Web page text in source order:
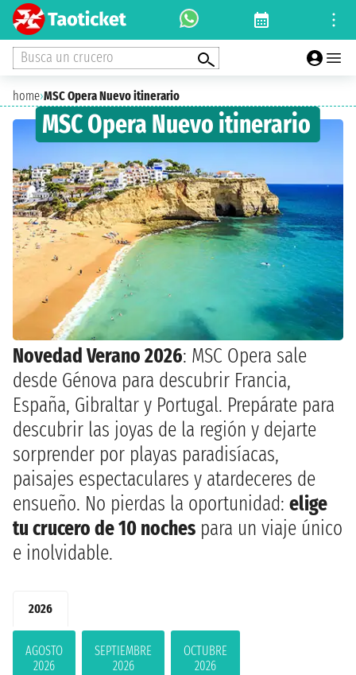
Busca un crucero
home›MSC Opera Nuevo itinerario
MSC Opera Nuevo itinerario
Novedad Verano 2026: MSC Opera sale
desde Génova para descubrir Francia,
España, Gibraltar y Portugal. Prepárate para
descubrir las joyas de la región y dejarte
sorprender por playas paradisíacas,
paisajes espectaculares y atardeceres de
ensueño. No pierdas la oportunidad: elige
tu crucero de 10 noches para un viaje único
e inolvidable.
2026
AGOSTO
2026
SEPTIEMBRE
2026
OCTUBRE
2026